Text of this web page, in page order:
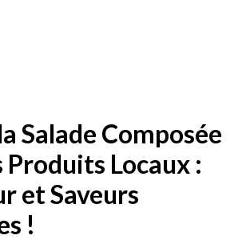
Salade Composée
Produits Locaux :
et Saveurs
!